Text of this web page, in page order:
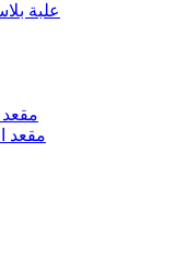
علبة
مقعد
مقعد